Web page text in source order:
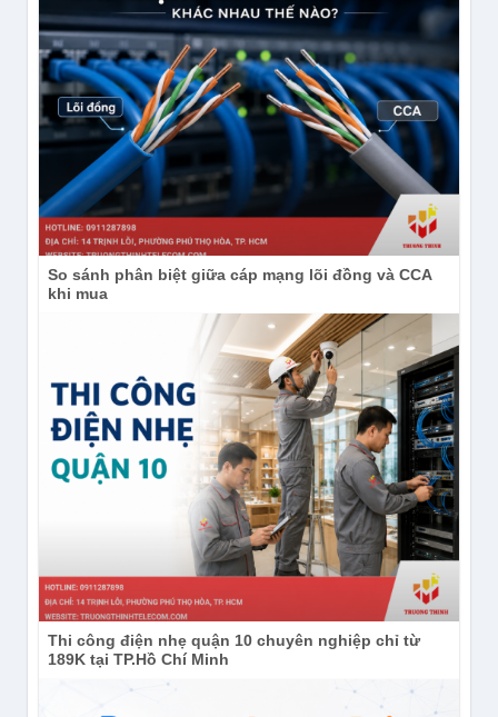
So sánh phân biệt giữa cáp mạng lõi đồng và CCA
khi mua
Thi công điện nhẹ quận 10 chuyên nghiệp chỉ từ
189K tại TP.Hồ Chí Minh